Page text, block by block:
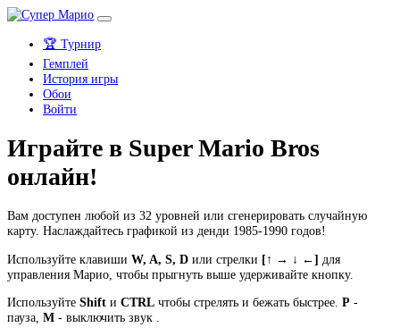
🏆 Турнир
Гемплей
История игры
Обои
Войти
Играйте в Super Mario Bros
онлайн!
Вам доступен любой из 32 уровней или сгенерировать случайную
карту. Наслаждайтесь графикой из денди 1985-1990 годов!
Используйте клавиши W, A, S, D или стрелки [↑ → ↓ ←] для
управления Марио, чтобы прыгнуть выше удерживайте кнопку.
Используйте Shift и CTRL чтобы стрелять и бежать быстрее. P -
пауза, M - выключить звук .